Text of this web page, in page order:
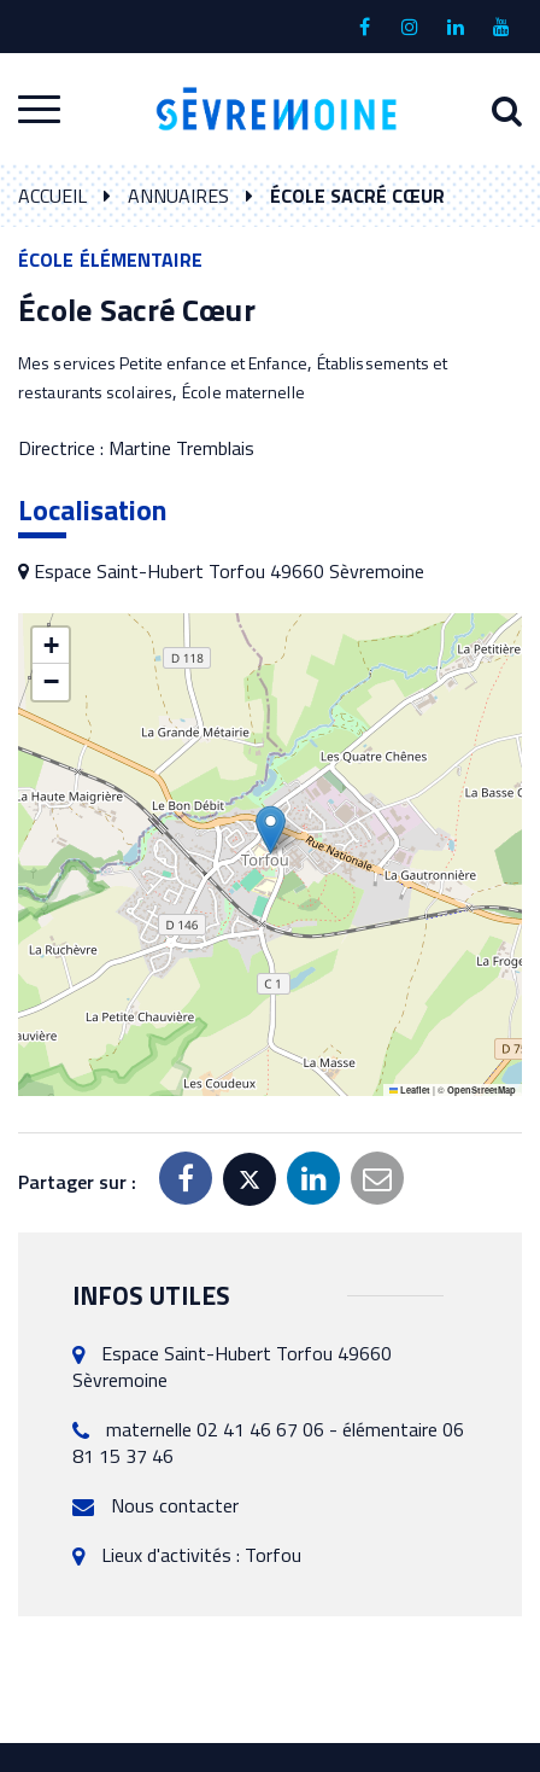
Lien
compte
Lien
Lien
compte
Lien
la
Aller
à
la
navigation
à
ACCUEIL ANNUAIRES ÉCOLE SACRÉ CŒUR
ÉCOLE ÉLÉMENTAIRE
École Sacré Cœur
Mes services Petite enfance et Enfance, Établissements et
restaurants scolaires,École maternelle
Directrice : Martine Tremblais
Localisation
Espace Saint-Hubert Torfou 49660 Sèvremoine
+
−
Leaflet |© OpenStreetMap
Partager sur :
INFOS UTILES
Espace Saint-Hubert Torfou 49660
Sèvremoine
maternelle 02 41 46 67 06 - élémentaire 06
81 15 37 46
Nous contacter
Lieux d'activités : Torfou